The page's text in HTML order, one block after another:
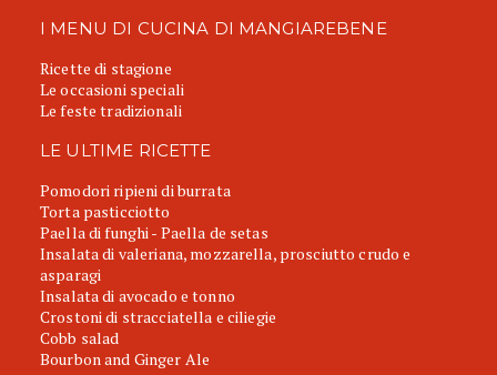
I MENU DI CUCINA DI MANGIAREBENE
Ricette di stagione
Le occasioni speciali
Le feste tradizionali
LE ULTIME RICETTE
Pomodori ripieni di burrata
Torta pasticciotto
Paella di funghi - Paella de setas
Insalata di valeriana, mozzarella, prosciutto crudo e
asparagi
Insalata di avocado e tonno
Crostoni di stracciatella e ciliegie
Cobb salad
Bourbon and Ginger Ale